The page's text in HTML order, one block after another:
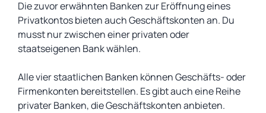
Die zuvor erwähnten Banken zur Eröffnung eines
Privatkontos bieten auch Geschäftskonten an. Du
musst nur zwischen einer privaten oder
staatseigenen Bank wählen.
Alle vier staatlichen Banken können Geschäfts- oder
Firmenkonten bereitstellen. Es gibt auch eine Reihe
privater Banken, die Geschäftskonten anbieten.